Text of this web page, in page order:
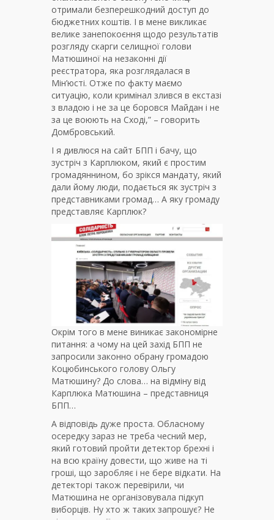
отримали безперешкодний доступ до
бюджетних коштів. І в мене викликає
велике занепокоєння щодо результатів
розгляду скарги селищної голови
Матюшиної на незаконні дії
реєстратора, яка розглядалася в
Мін’юсті. Отже по факту маємо
ситуацію, коли кримінал злився в екстазі
з владою і не за це боровся Майдан і не
за це воюють на Сході,” – говорить
Домбровський.
І я дивлюся на сайт БПП і бачу, що
зустріч з Карплюком, який є простим
громадяннином, бо зрікся мандату, який
дали йому люди, подається як зустріч з
представниками громад… А яку громаду
представляє Карплюк?
Окрім того в мене виникає закономірне
питання: а чому на цей захід БПП не
запросили законно обрану громадою
Коцюбинського голову Ольгу
Матюшину? До слова… на відміну від
Карплюка Матюшина – представниця
БПП…
А відповідь дуже проста. Обласному
осередку зараз не треба чесний мер,
який готовий пройти детектор брехні і
на всю країну довести, що живе на ті
гроші, що заробляє і не бере відкати. На
детекторі також перевірили, чи
Матюшина не організовувала підкуп
виборців. Ну хто ж таких запрошує? Не